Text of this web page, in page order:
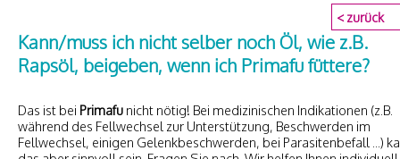
< zurück
Kann/muss ich nicht selber noch Öl, wie z.B.
Rapsöl, beigeben, wenn ich Primafu füttere?
Das ist bei Primafu nicht nötig! Bei medizinischen Indikationen (z.B.
während des Fellwechsel zur Unterstützung, Beschwerden im
Fellwechsel, einigen Gelenkbeschwerden, bei Parasitenbefall ...)